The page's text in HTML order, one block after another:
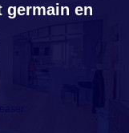
germain en